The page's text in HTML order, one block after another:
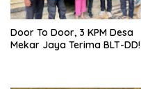
Door To Door, 3 KPM Desa
Mekar Jaya Terima BLT-DD!